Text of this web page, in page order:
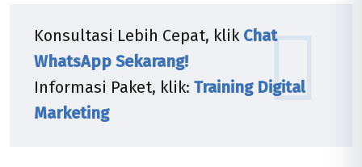
Konsultasi Lebih Cepat, klik Chat
WhatsApp Sekarang!
Informasi Paket, klik: Training Digital
Marketing